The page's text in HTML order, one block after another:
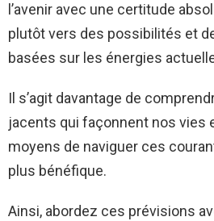
l’avenir avec une certitude
plutôt vers des possibilités et
basées sur les énergies
Il s’agit davantage de
jacents qui façonnent nos vies
moyens de naviguer ces
plus bénéfique.
Ainsi, abordez ces prévisions